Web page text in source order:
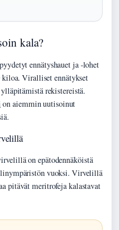
kala?
ennätyshauet ja -lohet
Viralliset ennätykset
rekistereistä.
on aiemmin uutisoinut
on epätodennäköistä
vuoksi. Virvelillä
pitävät meritrofeja kalastavat